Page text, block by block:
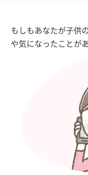
もしもあなたが子供
や気になったことが